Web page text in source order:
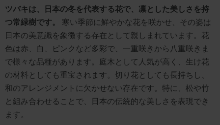
ツバキは、日本の冬を代表する花で、凛とした美しさを持
つ常緑樹です。
寒い季節に鮮やかな花を咲かせ、その姿は
日本の美意識を象徴する存在として親しまれています。花
色は赤、白、ピンクなど多彩で、一重咲きから八重咲きま
で様々な品種があります。庭木として人気が高く、生け花
の材料としても重宝されます。切り花としても長持ちし、
和のアレンジメントに欠かせない存在です。特に、松や竹
と組み合わせることで、日本の伝統的な美しさを表現でき
ます。